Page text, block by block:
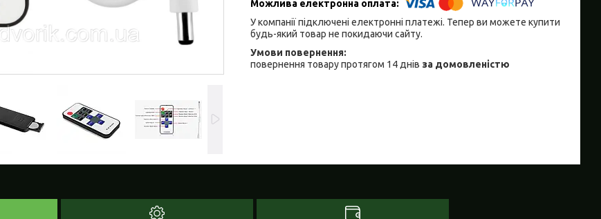
У компанії підключені електронні платежі. Тепер ви можете купити
будь-який товар не покидаючи сайту.
повернення товару протягом 14 днів за домовленістю